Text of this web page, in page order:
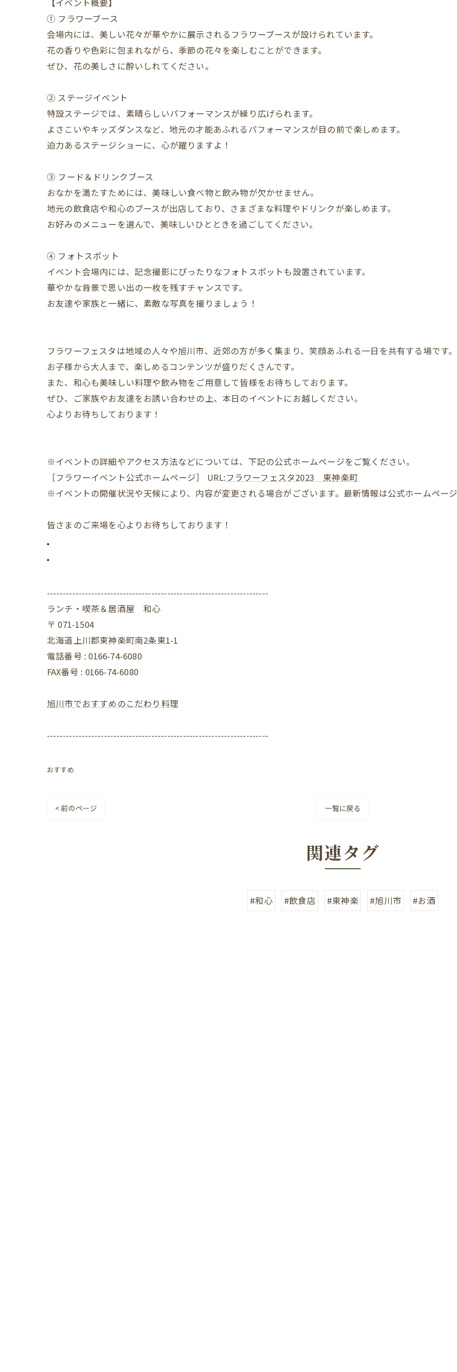
【イベント概要】
① フラワーブース
会場内には、美しい花々が華やかに展示されるフラワーブースが設けられています。
花の香りや色彩に包まれながら、季節の花々を楽しむことができます。
ぜひ、花の美しさに酔いしれてください。
② ステージイベント
特設ステージでは、素晴らしいパフォーマンスが繰り広げられます。
よさこいやキッズダンスなど、地元の才能あふれるパフォーマンスが目の前で楽しめます。
迫力あるステージショーに、心が躍りますよ！
③ フード＆ドリンクブース
おなかを満たすためには、美味しい食べ物と飲み物が欠かせません。
地元の飲食店や和心のブースが出店しており、さまざまな料理やドリンクが楽しめます。
お好みのメニューを選んで、美味しいひとときを過ごしてください。
④ フォトスポット
イベント会場内には、記念撮影にぴったりなフォトスポットも設置されています。
華やかな背景で思い出の一枚を残すチャンスです。
お友達や家族と一緒に、素敵な写真を撮りましょう！
フラワーフェスタは地域の人々や旭川市、近郊の方が多く集まり、笑顔あふれる一日を共有する場です。
お子様から大人まで、楽しめるコンテンツが盛りだくさんです。
また、和心も美味しい料理や飲み物をご用意して皆様をお待ちしております。
ぜひ、ご家族やお友達をお誘い合わせの上、本日のイベントにお越しください。
心よりお待ちしております！
※イベントの詳細やアクセス方法などについては、下記の公式ホームページをご覧ください。
［フラワーイベント公式ホームページ］ URL:フラワーフェスタ2023 東神楽町
※イベントの開催状況や天候により、内容が変更される場合がございます。最新情報は公式ホームページ
皆さまのご来場を心よりお待ちしております！
----------------------------------------------------------------------
ランチ・喫茶＆居酒屋 和心
〒 071-1504
北海道上川郡東神楽町南2条東1-1
電話番号 : 0166-74-6080
FAX番号 : 0166-74-6080
旭川市でおすすめのこだわり料理
----------------------------------------------------------------------
おすすめ
< 前のページ 一覧に戻る
関連タグ
#和心 #飲食店 #東神楽 #旭川市 #お酒